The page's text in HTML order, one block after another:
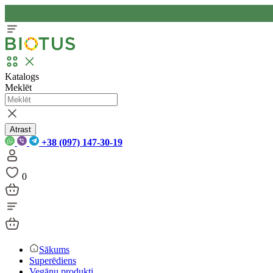
Katalogs
Meklēt
Atrast
+38 (097) 147-30-19
0
Sākums
Superēdiens